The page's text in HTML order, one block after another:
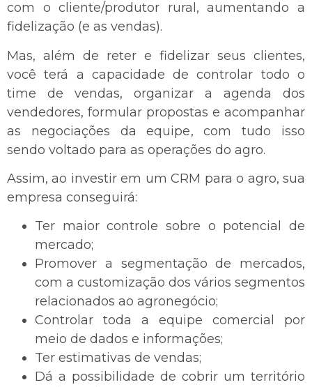
com o cliente/produtor rural, aumentando a
fidelização (e as vendas).
Mas, além de reter e fidelizar seus clientes,
você terá a capacidade de controlar todo o
time de vendas, organizar a agenda dos
vendedores, formular propostas e acompanhar
as negociações da equipe, com tudo isso
sendo voltado para as operações do agro.
Assim, ao investir em um CRM para o agro, sua
empresa conseguirá:
Ter maior controle sobre o potencial de
mercado;
Promover a segmentação de mercados,
com a customização dos vários segmentos
relacionados ao agronegócio;
Controlar toda a equipe comercial por
meio de dados e informações;
Ter estimativas de vendas;
Dá a possibilidade de cobrir um território